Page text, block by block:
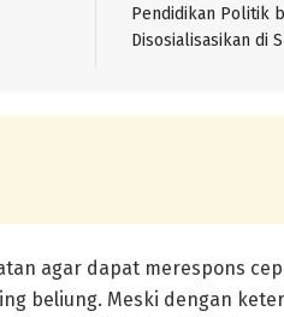
Pendidikan Politik
Disosialisasikan di
agar dapat merespons
beliung. Meski dengan